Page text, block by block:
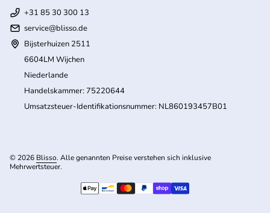
+31 85 30 300 13
service@blisso.de
Bijsterhuizen 2511
6604LM Wijchen
Niederlande
Handelskammer: 75220644
Umsatzsteuer-Identifikationsnummer: NL860193457B01
© 2026 Blisso. Alle genannten Preise verstehen sich inklusive
Mehrwertsteuer.
(Link öffnet in neuem Tab/Fenster)Zahlungsmöglichkeiten